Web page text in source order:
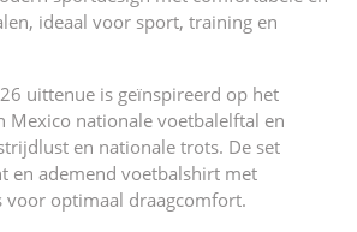
ideaal voor sport, training en
uittenue is geïnspireerd op het
Mexico nationale voetbalelftal en
en nationale trots. De set
en ademend voetbalshirt met
voor optimaal draagcomfort.